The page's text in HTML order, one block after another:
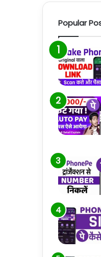
Popular